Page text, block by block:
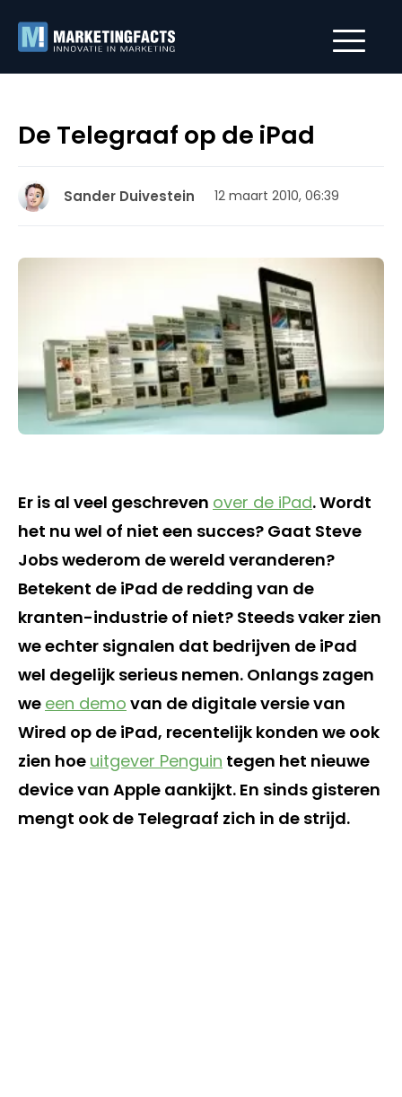
De Telegraaf op de iPad
Sander Duivestein 12 maart 2010, 06:39
Er is al veel geschreven over de iPad. Wordt
het nu wel of niet een succes? Gaat Steve
Jobs wederom de wereld veranderen?
Betekent de iPad de redding van de
kranten-industrie of niet? Steeds vaker zien
we echter signalen dat bedrijven de iPad
wel degelijk serieus nemen. Onlangs zagen
we een demo van de digitale versie van
Wired op de iPad, recentelijk konden we ook
zien hoe uitgever Penguin tegen het nieuwe
device van Apple aankijkt. En sinds gisteren
mengt ook de Telegraaf zich in de strijd.